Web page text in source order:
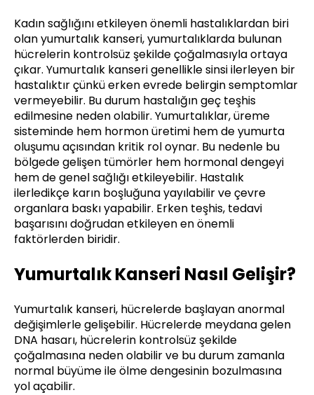
Kadın sağlığını etkileyen önemli hastalıklardan biri
olan yumurtalık kanseri, yumurtalıklarda bulunan
hücrelerin kontrolsüz şekilde çoğalmasıyla ortaya
çıkar. Yumurtalık kanseri genellikle sinsi ilerleyen bir
hastalıktır çünkü erken evrede belirgin semptomlar
vermeyebilir. Bu durum hastalığın geç teşhis
edilmesine neden olabilir. Yumurtalıklar, üreme
sisteminde hem hormon üretimi hem de yumurta
oluşumu açısından kritik rol oynar. Bu nedenle bu
bölgede gelişen tümörler hem hormonal dengeyi
hem de genel sağlığı etkileyebilir. Hastalık
ilerledikçe karın boşluğuna yayılabilir ve çevre
organlara baskı yapabilir. Erken teşhis, tedavi
başarısını doğrudan etkileyen en önemli
faktörlerden biridir.
Yumurtalık Kanseri Nasıl Gelişir?
Yumurtalık kanseri, hücrelerde başlayan anormal
değişimlerle gelişebilir. Hücrelerde meydana gelen
DNA hasarı, hücrelerin kontrolsüz şekilde
çoğalmasına neden olabilir ve bu durum zamanla
normal büyüme ile ölme dengesinin bozulmasına
yol açabilir.